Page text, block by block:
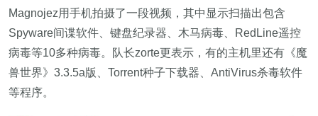
Magnojez用手机拍摄了一段视频，其中显示扫描出包含
Spyware间谍软件、键盘纪录器、木马病毒、RedLine遥控
病毒等10多种病毒。队长zorte更表示，有的主机里还有《魔
兽世界》3.3.5a版、Torrent种子下载器、AntiVirus杀毒软件
等程序。